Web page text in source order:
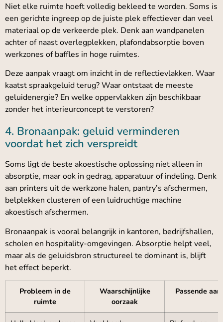
Niet elke ruimte hoeft volledig bekleed te worden. Soms is
een gerichte ingreep op de juiste plek effectiever dan veel
materiaal op de verkeerde plek. Denk aan wandpanelen
achter of naast overlegplekken, plafondabsorptie boven
werkzones of baffles in hoge ruimtes.
Deze aanpak vraagt om inzicht in de reflectievlakken. Waar
kaatst spraakgeluid terug? Waar ontstaat de meeste
geluidenergie? En welke oppervlakken zijn beschikbaar
zonder het interieurconcept te verstoren?
4. Bronaanpak: geluid verminderen
voordat het zich verspreidt
Soms ligt de beste akoestische oplossing niet alleen in
absorptie, maar ook in gedrag, apparatuur of indeling. Denk
aan printers uit de werkzone halen, pantry’s afschermen,
belplekken clusteren of een luidruchtige machine
akoestisch afschermen.
Bronaanpak is vooral belangrijk in kantoren, bedrijfshallen,
scholen en hospitality-omgevingen. Absorptie helpt veel,
maar als de geluidsbron structureel te dominant is, blijft
het effect beperkt.
Probleem in de
ruimte
Waarschijnlijke
oorzaak
Passende